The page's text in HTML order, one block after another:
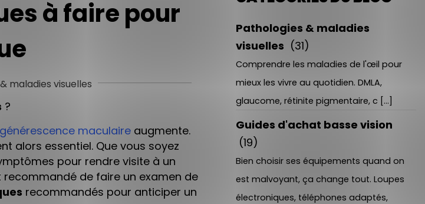
à faire pour
maladies visuelles
?
maculaire augmente.
alors essentiel. Que vous soyez
pour rendre visite à un
recommandé de faire un examen de
recommandés pour anticiper un
Pathologies & maladies
visuelles (31)
Comprendre les maladies de l'œil pour
mieux les vivre au quotidien. DMLA,
glaucome, rétinite pigmentaire, c [...]
Guides d'achat basse vision
(19)
Bien choisir ses équipements quand on
est malvoyant, ça change tout. Loupes
électroniques, téléphones adaptés,